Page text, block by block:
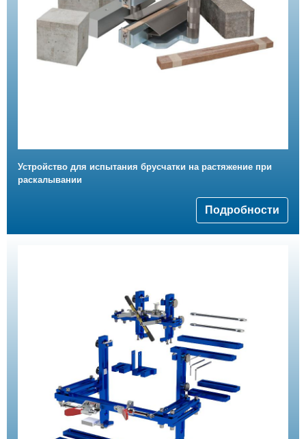
Устройство для испытания брусчатки на растяжение при
раскалывании
Подробности